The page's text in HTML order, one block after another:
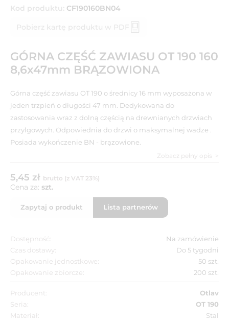
Kod produktu: CF190160BN04
Pobierz kartę produktu w PDF
GÓRNA CZĘŚĆ ZAWIASU OT 190 160
8,6x47mm BRĄZOWIONA
Górna część zawiasu OT 190 o średnicy 16 mm wyposażona w
jeden trzpień o długości 47 mm. Dedykowana do
zastosowania wraz z dolną częścią na drewnianych drzwiach
przylgowych. Odpowiednia do drzwi o maksymalnej wadze .
Posiada wykończenie BN - brązowione.
Zobacz pełny opis
5,45 zł brutto (z VAT 23%)
Cena za: szt.
Zapytaj o produkt Lista partnerów
Dostępność:
Na zamówienie
Czas dostawy:
Do 5 tygodni
Opakowanie jednostkowe:
50 szt.
Opakowanie zbiorcze:
200 szt.
Producent:
Otlav
Seria:
OT 190
Materiał:
Stal